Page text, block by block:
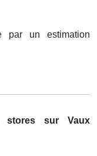
par un estimation
stores sur Vaux